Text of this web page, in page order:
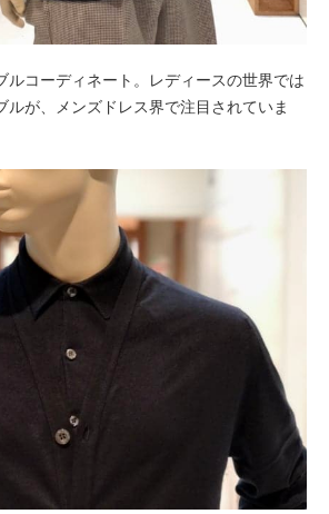
ルコーディネート。レディースの世界では
ルが、メンズドレス界で注目されていま